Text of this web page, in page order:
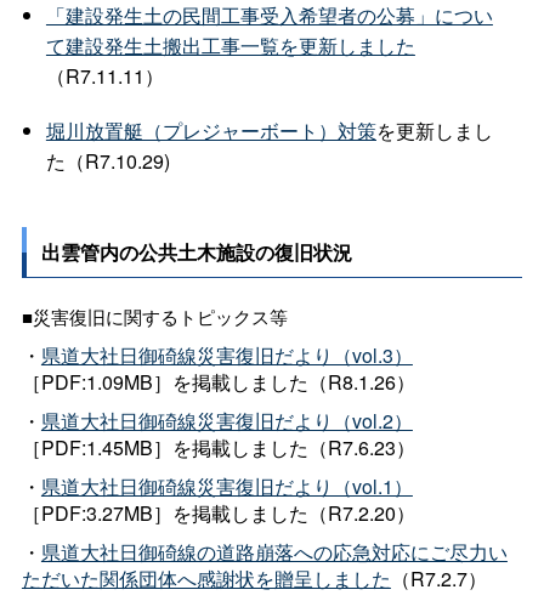
「建設発生土の民間工事受入希望者の公募」につい
て建設発生土搬出工事一覧を更新しました
（R7.11.11）
堀川放置艇（プレジャーボート）対策を更新しまし
た（R7.10.29)
出雲管内の公共土木施設の復旧状況
■災害復旧に関するトピックス等
・ 県道大社日御碕線災害復旧だより（vol.3）
［PDF:1.09MB］を掲載しました（R8.1.26）
・ 県道大社日御碕線災害復旧だより（vol.2）
［PDF:1.45MB］を掲載しました（R7.6.23）
・ 県道大社日御碕線災害復旧だより（vol.1）
［PDF:3.27MB］を掲載しました（R7.2.20）
・ 県道大社日御碕線の道路崩落への応急対応にご尽力い
ただいた関係団体へ感謝状を贈呈しました （R7.2.7）